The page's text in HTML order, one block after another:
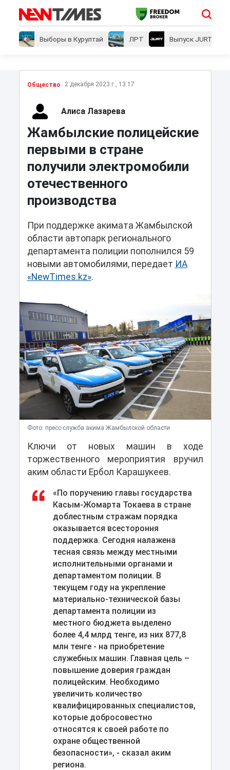
Выборы в Курултай ЛРТ Выпуск JURT
Общество 2 декабря 2023 г., 13:17
Алиса Лазарева
Жамбылские полицейские
первыми в стране
получили электромобили
отечественного
производства
При поддержке акимата Жамбылской
области автопарк регионального
департамента полиции пополнился 59
новыми автомобилями, передает ИА
«NewTimes.kz».
Фото: пресс-служба акима Жамбылской области
Ключи от новых машин в ходе
торжественного мероприятия вручил
аким области Ербол Карашукеев.
«По поручению главы государства
Касым-Жомарта Токаева в стране
доблестным стражам порядка
оказывается всестороння
поддержка. Сегодня налажена
тесная связь между местными
исполнительными органами и
департаментом полиции. В
текущем году на укрепление
материально-технической базы
департамента полиции из
местного бюджета выделено
более 4,4 млрд тенге, из них 877,8
млн тенге - на приобретение
служебных машин. Главная цель –
повышение доверия граждан
полицейским. Необходимо
увеличить количество
квалифицированных специалистов,
которые добросовестно
относятся к своей работе по
охране общественной
безопасности», - сказал аким
региона.